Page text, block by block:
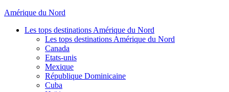
Amérique du Nord
Les tops destinations Amérique du Nord
Les tops destinations Amérique du Nord
Canada
Etats-unis
Mexique
République Dominicaine
Cuba